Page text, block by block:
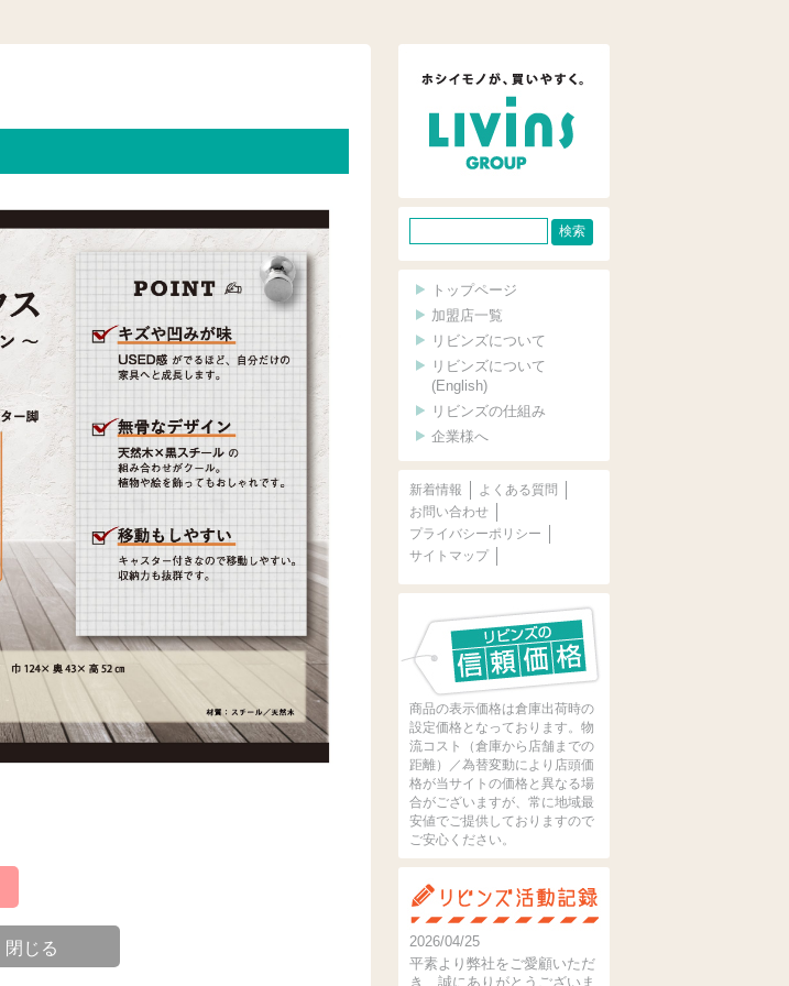
閉じる
イ
ト
内
検
索
トップページ
加盟店一覧
リビンズについて
リビンズについて
(English)
リビンズの仕組み
企業様へ
新着情報
よくある質問
お問い合わせ
プライバシーポリシー
サイトマップ
商品の表示価格は倉庫出荷時の
設定価格となっております。物
流コスト（倉庫から店舗までの
距離）／為替変動により店頭価
格が当サイトの価格と異なる場
合がございますが、常に地域最
安値でご提供しておりますので
ご安心ください。
2026/04/25
平素より弊社をご愛顧いただ
き、誠にありがとうございま